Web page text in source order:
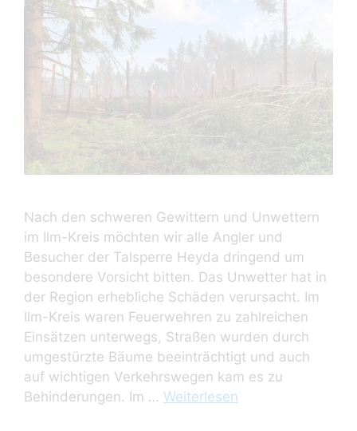
Nach den schweren Gewittern und Unwettern
im Ilm-Kreis möchten wir alle Angler und
Besucher der Talsperre Heyda dringend um
besondere Vorsicht bitten. Das Unwetter hat in
der Region erhebliche Schäden verursacht. Im
Ilm-Kreis waren Feuerwehren zu zahlreichen
Einsätzen unterwegs, Straßen wurden durch
umgestürzte Bäume beeinträchtigt und auch
auf wichtigen Verkehrswegen kam es zu
Behinderungen. Im … Weiterlesen